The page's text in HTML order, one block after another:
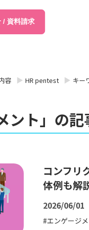
/ 資料請求
容 HR pentest キー
ント」の
コンフリ
体例も解
2026/06/01
エンゲージ